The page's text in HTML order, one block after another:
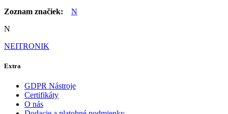
Zoznam značiek:
N
N
NEITRONIK
Extra
GDPR Nástroje
Certifikáty
O nás